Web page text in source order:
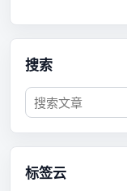
搜索
标签云